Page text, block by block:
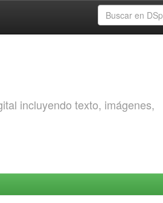
incluyendo texto, imágenes,